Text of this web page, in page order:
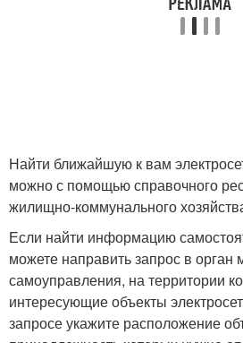
Найти ближайшую к вам
можно с помощью справочного
жилищно-коммунального
Если найти информацию
можете направить запрос в орган
самоуправления, на территории
интересующие объекты
запросе укажите расположение